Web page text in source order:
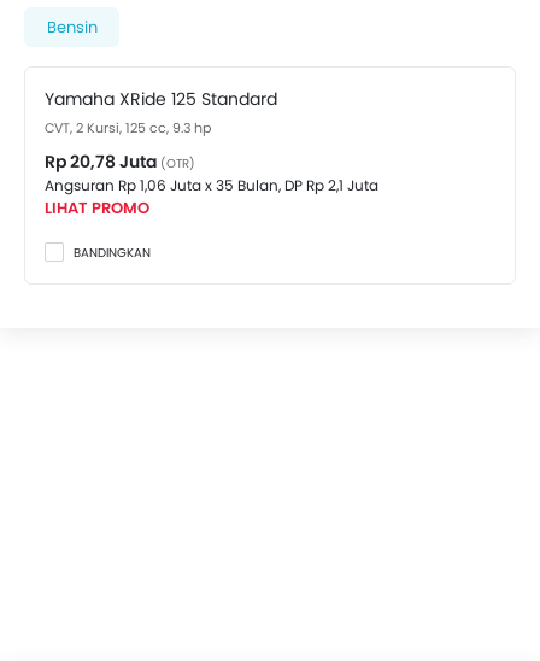
Kunjungi
harganya di bawah ini.
Bensin
Yamaha XRide 125 Standard
CVT, 2 Kursi, 125 cc, 9.3 hp
Rp 20,78 Juta (OTR)
Angsuran Rp 1,06 Juta x 35 Bulan, DP Rp 2,1 Juta
LIHAT PROMO
BANDINGKAN